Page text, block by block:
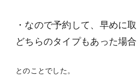
・なので予約して、早めに
どちらのタイプもあった場
とのことでした。